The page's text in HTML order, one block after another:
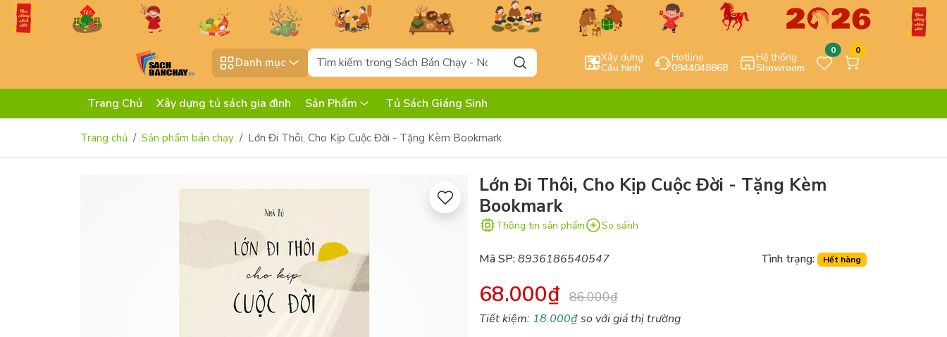
Danh mục Xây dựng
Cấu hình
Hotline
0944048868
Hệ thống
Showroom
0 0
Trang Chủ Xây dựng tủ sách gia đình Sản Phẩm Tủ Sách Giáng Sinh
Trang chủ Sản phẩm bán chạy Lớn Đi Thôi, Cho Kịp Cuộc Đời - Tặng Kèm Bookmark
Lớn Đi Thôi, Cho Kịp Cuộc Đời - Tặng Kèm
Bookmark
Thông tin sản phẩm So sánh
Mã SP:8936186540547 Tình trạng: Hết hàng
68.000₫ 86.000₫
Tiết kiệm: 18.000₫so với giá thị trường